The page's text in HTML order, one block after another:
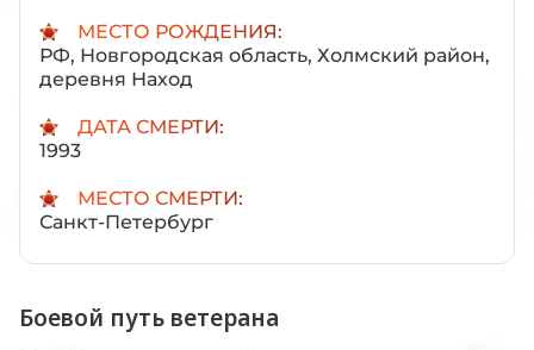
МЕСТО РОЖДЕНИЯ:
РФ, Новгородская область, Холмский район,
деревня Наход
ДАТА СМЕРТИ:
1993
МЕСТО СМЕРТИ:
Санкт-Петербург
Боевой путь ветерана